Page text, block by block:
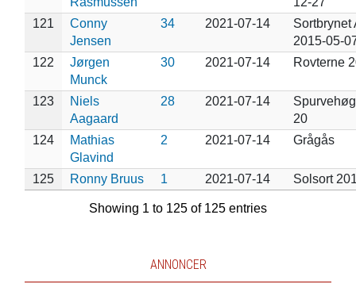
121
Conny
Jensen
34 2021-07-14
Sortbrynet
2015-05-
122
Jørgen
Munck
30 2021-07-14 Rovterne
123
Niels
Aagaard
28 2021-07-14
20
124
Mathias
Glavind
2 2021-07-14 Grågås
125 Ronny Bruus 1 2021-07-14 Solsort
Showing 1 to 125 of 125 entries
ANNONCER